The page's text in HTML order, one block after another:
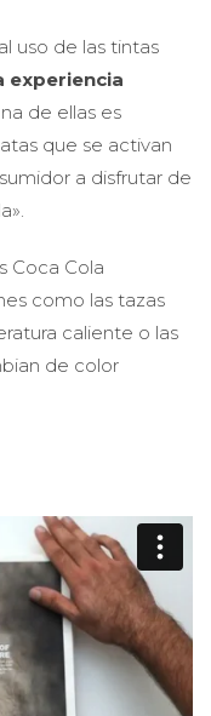
uso de las tintas
experiencia
de ellas es
que se activan
a disfrutar de
como las tazas
caliente o las
de color